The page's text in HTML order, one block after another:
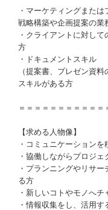
・マーケティングまた
戦略構築や企画提案の業
・クライアントに対し
方
・ドキュメントスキル
（提案書、プレゼン資
スキルがある方
＝＝＝＝＝＝＝＝＝＝
【求める人物像】
・コミュニケーション
・協働しながらプロジ
・プランニングやリサ
る方
・新しいコトやモノへ
・情報収集をし、活用